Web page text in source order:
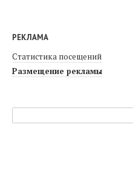
РЕКЛАМА
Статистика посещений
Размещение рекламы